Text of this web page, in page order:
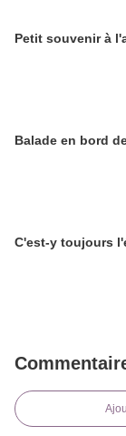
Petit souvenir à
Balade en bord
C'est-y toujours